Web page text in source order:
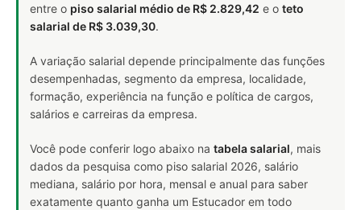
entre o piso salarial médio de R$ 2.829,42 e o teto
salarial de R$ 3.039,30.
A variação salarial depende principalmente das funções
desempenhadas, segmento da empresa, localidade,
formação, experiência na função e política de cargos,
salários e carreiras da empresa.
Você pode conferir logo abaixo na tabela salarial, mais
dados da pesquisa como piso salarial 2026, salário
mediana, salário por hora, mensal e anual para saber
exatamente quanto ganha um Estucador em todo